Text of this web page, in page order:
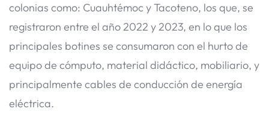
colonias como: Cuauhtémoc y Tacoteno, los que, se
registraron entre el año 2022 y 2023, en lo que los
principales botines se consumaron con el hurto de
equipo de cómputo, material didáctico, mobiliario, y
principalmente cables de conducción de energía
eléctrica.